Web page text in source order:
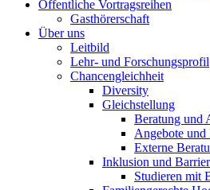
Öffentliche Vortragsreihen
Gasthörerschaft
Über uns
Leitbild
Lehr- und Forschungsprofil
Chancengleichheit
Diversity
Gleichstellung
Beratung und
Angebote und
Externe
Inklusion und
Studieren mit